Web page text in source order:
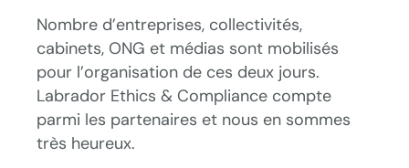
Nombre d’entreprises, collectivités,
cabinets, ONG et médias sont mobilisés
pour l’organisation de ces deux jours.
Labrador Ethics & Compliance compte
parmi les partenaires et nous en sommes
très heureux.